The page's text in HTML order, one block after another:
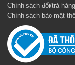
Chính sách đổi/trả
Chính sách bảo mật